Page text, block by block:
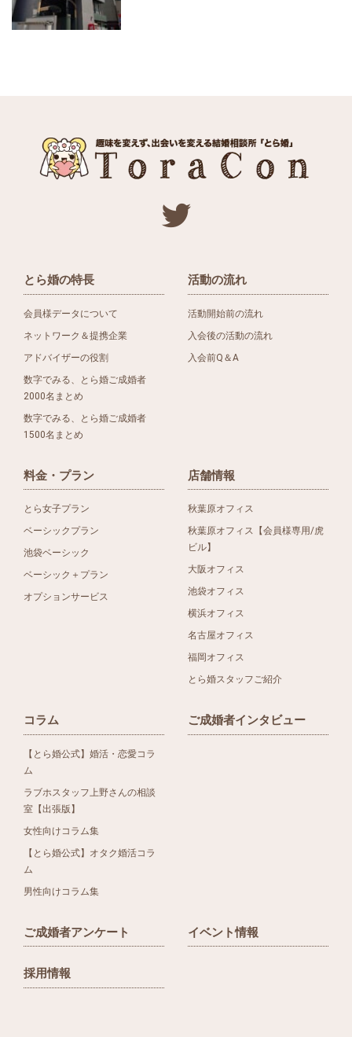
とら婚の特長
会員様データについて
ネットワーク＆提携企業
アドバイザーの役割
数字でみる、とら婚ご成婚者
2000名まとめ
数字でみる、とら婚ご成婚者
1500名まとめ
活動の流れ
活動開始前の流れ
入会後の活動の流れ
入会前Q＆A
料金・プラン
とら女子プラン
ベーシックプラン
池袋ベーシック
ベーシック＋プラン
オプションサービス
店舗情報
秋葉原オフィス
秋葉原オフィス【会員様専用/虎
ビル】
大阪オフィス
池袋オフィス
横浜オフィス
名古屋オフィス
福岡オフィス
とら婚スタッフご紹介
コラム
【とら婚公式】婚活・恋愛コラ
ム
ラブホスタッフ上野さんの相談
室【出張版】
女性向けコラム集
【とら婚公式】オタク婚活コラ
ム
男性向けコラム集
ご成婚者インタビュー
ご成婚者アンケート イベント情報
採用情報